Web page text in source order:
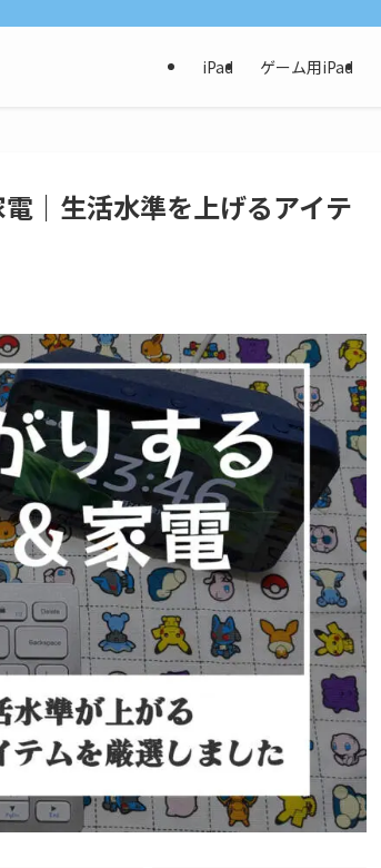
iPad ゲーム用iPad
｜生活水準を上げるアイテ